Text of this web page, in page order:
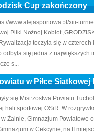
Cup zakończony
www.alejasportowa.pl/xiii-
Piłki Nożnej Kobiet
toczyła się w
się jedna z największych
s...
w Piłce Siatkowej
się Mistrzostwa Powiatu
hali sportowej OSiR. W
Żalnie, Gimnazjum Powiatowe
w Cekcynie, na II